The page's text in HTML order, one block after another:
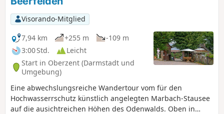
die Felder zum Ausgangspunkt nach Hetzbach.
Visorando-Mitglied
7,94 km
+255 m
-109 m
3:00 Std.
Leicht
Start in Oberzent (Darmstadt und
Umgebung)
Eine abwechslungsreiche Wandertour vom für den
Hochwasserrschutz künstlich angelegten Marbach-Stausee
auf die ausichtreichen Höhen des Odenwalds. Oben in